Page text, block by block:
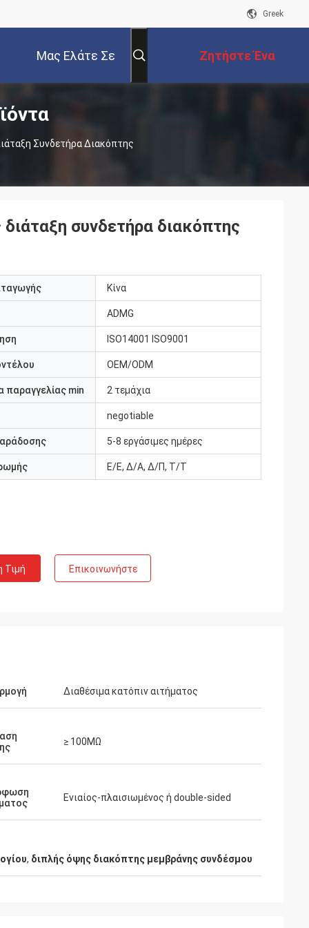
Greek
Μας Ελάτε Σε Ζητήστε Ένα
Απόσπασμα
Συνδετήρα Διακόπτης
ανταπόκριση
μεμβράνης
την
αποδειχθεί απίστευτα αξιόπιστοι και
κατασκευαστικές μας ανάγκες.Είναι
υπηρεσίας..
συνδετήρα διακόπτης
Κίνα
ADMG
ISO14001 ISO9001
OEM/ODM
παραγγελίας min 2 τεμάχια
negotiable
5-8 εργάσιμες ημέρες
Ε/Ε, Δ/Α, Δ/Π, Τ/Τ
Τιμή Επικοινωνήστε
Διαθέσιμα κατόπιν αιτήματος
≥ 100MΩ
Ενιαίος-πλαισιωμένος ή double-sided
, διπλής όψης διακόπτης μεμβράνης συνδέσμου